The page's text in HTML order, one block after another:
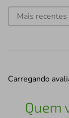
Mais recentes
Carregando
Quem